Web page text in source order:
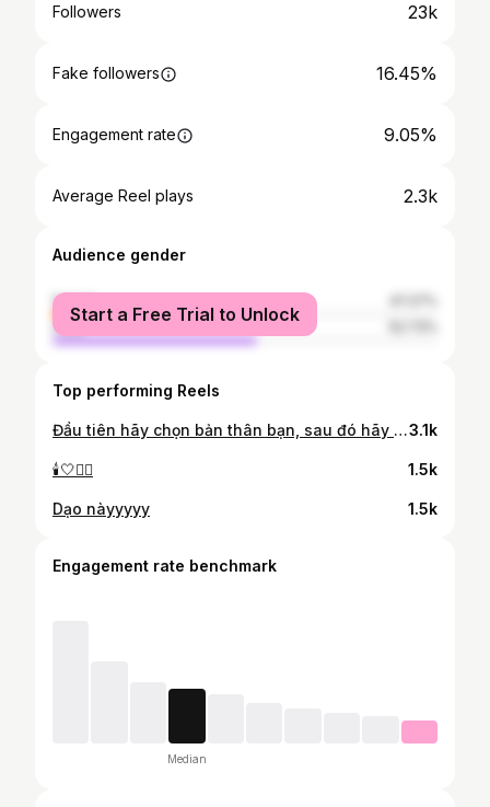
Followers 23k
Fake followers 16.45%
Engagement rate 9.05%
Average Reel plays 2.3k
Audience gender
female
male
Start a Free Trial to Unlock
Top performing Reels
Đầu tiên hãy chọn bản thân bạn, sau đó hãy chọn người chọn bạn.3.1k
🕯️🤍🙂‍↔️ 1.5k
Dạo nàyyyyy 1.5k
Engagement rate benchmark
Median